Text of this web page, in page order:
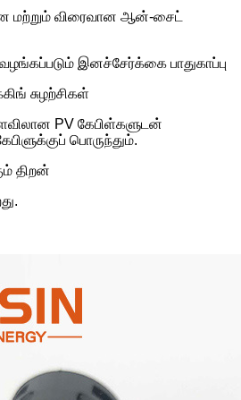
மற்றும் விரைவான ஆன்-சைட்
இனச்சேர்க்கை பாதுகாப்பு
சுழற்சிகள்
PV கேபிள்களுடன்
பொருந்தும்.
திறன்